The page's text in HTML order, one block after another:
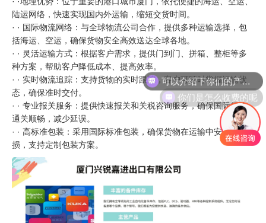
陆运网络，快速实现国内外运输，缩短交货时间。
· · 国际物流网络：与全球物流公司合作，提供多种运输选择，包
括海运、空运，确保货物安全高效送达全球各地。
· · 灵活运输方式：根据客户需求，提供门到门、拼箱、整柜等多
种方案，帮助客户降低成本、提高效率。
· · 实时物流追踪：支持货物的实时跟踪，客户可随时掌握运输状
态，确保准时交付。
· · 专业报关服务：提供快速报关和关税咨询服务，确保国际货物
通关顺畅，减少延误。
· · 高标准包装：采用国际标准包装，确保货物在运输中安全无
损，支持定制包装方案。
你们是怎么收费的呢